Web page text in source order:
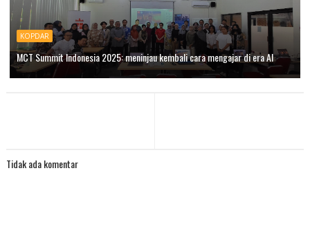
KOPDAR
MCT Summit Indonesia 2025: meninjau kembali cara mengajar di era AI
Tidak ada komentar